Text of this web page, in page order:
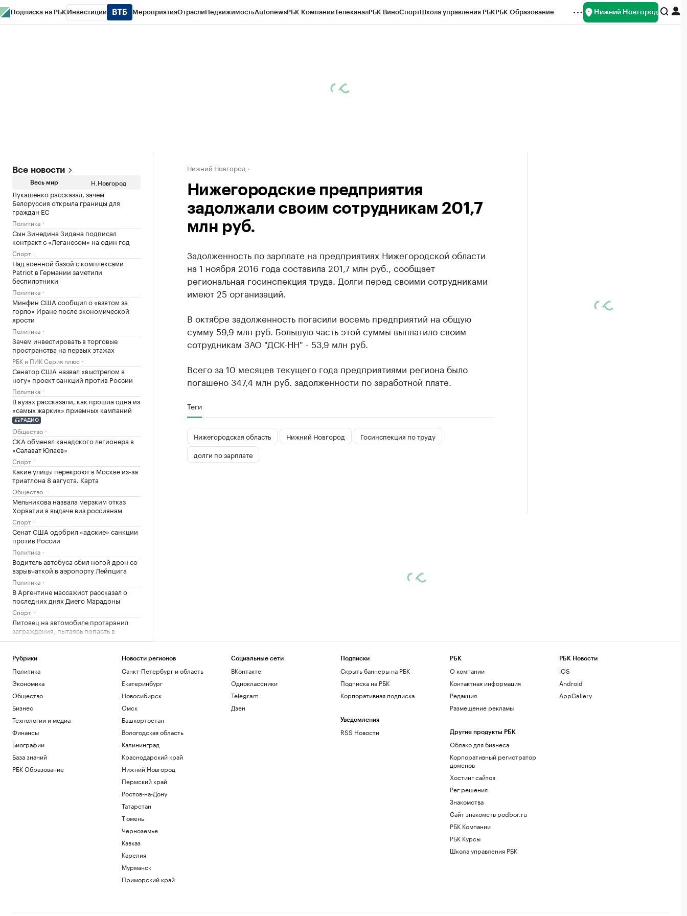
Подписка на РБК Инвестиции МероприятияОтраслиНедвижимостьAutonewsРБК КомпанииТелеканалРБК ВиноСпортШкола управления РБКРБК Образование Нижний Новгород
Все новости
Весь мир Н.Новгород
Лукашенко рассказал, зачем
Белоруссия открыла границы для
граждан ЕС
Политика
Сын Зинедина Зидана подписал
контракт с «Леганесом» на один год
Спорт
Над военной базой с комплексами
Patriot в Германии заметили
беспилотники
Политика
Минфин США сообщил о «взятом за
горло» Иране после экономической
ярости
Политика
Зачем инвестировать в торговые
пространства на первых этажах
РБК и ПИК Серия плюс
Сенатор США назвал «выстрелом в
ногу» проект санкций против России
Политика
В вузах рассказали, как прошла одна из
«самых жарких» приемных кампаний
РАДИО
Общество
СКА обменял канадского легионера в
«Салават Юлаев»
Спорт
Какие улицы перекроют в Москве из-за
триатлона 8 августа. Карта
Общество
Мельникова назвала мерзким отказ
Хорватии в выдаче виз россиянам
Спорт
Сенат США одобрил «адские» санкции
против России
Политика
Водитель автобуса сбил ногой дрон со
взрывчаткой в аэропорту Лейпцига
Политика
В Аргентине массажист рассказал о
последних днях Диего Марадоны
Спорт
Литовец на автомобиле протаранил
заграждения, пытаясь попасть в
Россию
Перед пожаром на НПЗ Slovnaft в
Братиславе произошел взрыв
Общество
получают гражданство. Карта мира
Общество
19-летняя россиянка впервые победила
соперницу из топ-20 на турнире WTA
Спорт
Пентагон показал 16 новых записей с
неопознанными объектами. Видео
Общество
жильцом» Белого дома и остановил
Нижний Новгород
Нижегородские предприятия
задолжали своим сотрудникам 201,7
млн руб.
Задолженность по зарплате на предприятиях Нижегородской области
на 1 ноября 2016 года составила 201,7 млн руб., сообщает
региональная госинспекция труда. Долги перед своими сотрудниками
имеют 25 организаций.
В октябре задолженность погасили восемь предприятий на общую
сумму 59,9 млн руб. Большую часть этой суммы выплатило своим
сотрудникам ЗАО "ДСК-НН" - 53,9 млн руб.
Всего за 10 месяцев текущего года предприятиями региона было
погашено 347,4 млн руб. задолженности по заработной плате.
Теги
Нижегородская область Нижний Новгород
Госинспекция по труду
долги по зарплате
Рубрики
Политика
Экономика
Общество
Бизнес
Технологии и медиа
Финансы
Биографии
База знаний
РБК Образование
Новости регионов
Санкт-Петербург и область
Екатеринбург
Новосибирск
Омск
Башкортостан
Вологодская область
Калининград
Краснодарский край
Нижний Новгород
Пермский край
Ростов-на-Дону
Татарстан
Тюмень
Черноземье
Кавказ
Карелия
Мурманск
Приморский край
Социальные сети
ВКонтакте
Одноклассники
Telegram
Дзен
Подписки
Скрыть баннеры на РБК
Подписка на РБК
Корпоративная подписка
Уведомления
RSS Новости
РБК
О компании
Контактная информация
Редакция
Размещение рекламы
Другие продукты РБК
Облако для бизнеса
Корпоративный регистратор
доменов
Хостинг сайтов
Рег.решения
Знакомства
Сайт знакомств podbor.ru
РБК Компании
РБК Курсы
Школа управления РБК
РБК Новости
iOS
Android
AppGallery